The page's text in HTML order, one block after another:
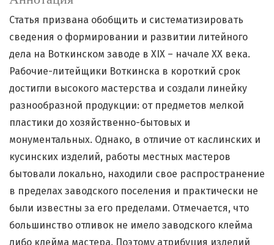
Статья призвана обобщить и систематизировать
сведения о формировании и развитии литейного
дела на Воткинском заводе в XIX – начале XX века.
Рабочие-литейщики Воткинска в короткий срок
достигли высокого мастерства и создали линейку
разнообразной продукции: от предметов мелкой
пластики до хозяйственно-бытовых и
монументальных. Однако, в отличие от каслинских и
кусинских изделий, работы местных мастеров
бытовали локально, находили свое распространение
в пределах заводского поселения и практически не
были известны за его пределами. Отмечается, что
большинство отливок не имело заводского клейма
либо клейма мастера. Поэтому атрибуция изделий